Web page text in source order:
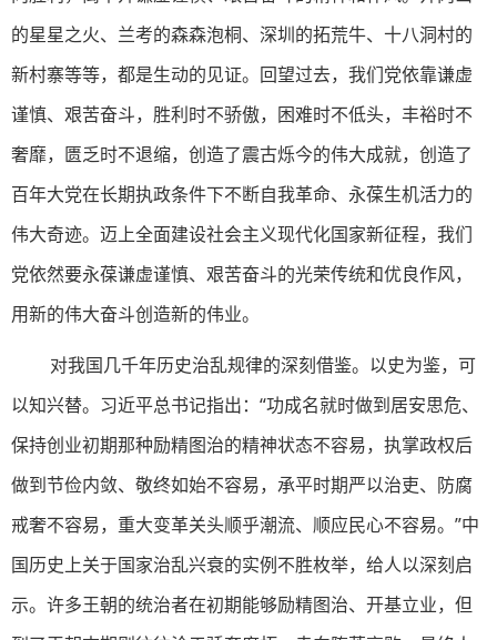
的星星之火、兰考的森森泡桐、深圳的拓荒牛、十八洞村的
新村寨等等，都是生动的见证。回望过去，我们党依靠谦虚
谨慎、艰苦奋斗，胜利时不骄傲，困难时不低头，丰裕时不
奢靡，匮乏时不退缩，创造了震古烁今的伟大成就，创造了
百年大党在长期执政条件下不断自我革命、永葆生机活力的
伟大奇迹。迈上全面建设社会主义现代化国家新征程，我们
党依然要永葆谦虚谨慎、艰苦奋斗的光荣传统和优良作风，
用新的伟大奋斗创造新的伟业。
对我国几千年历史治乱规律的深刻借鉴。以史为鉴，可
以知兴替。习近平总书记指出：“功成名就时做到居安思危、
保持创业初期那种励精图治的精神状态不容易，执掌政权后
做到节俭内敛、敬终如始不容易，承平时期严以治吏、防腐
戒奢不容易，重大变革关头顺乎潮流、顺应民心不容易。”中
国历史上关于国家治乱兴衰的实例不胜枚举，给人以深刻启
示。许多王朝的统治者在初期能够励精图治、开基立业，但